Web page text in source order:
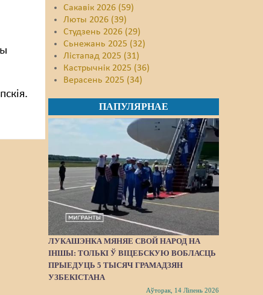
Сакавік 2026 (59)
Люты 2026 (39)
Студзень 2026 (29)
Сьнежань 2025 (32)
Лістапад 2025 (31)
Кастрычнік 2025 (36)
Верасень 2025 (34)
ПАПУЛЯРНАЕ
ЛУКАШЭНКА МЯНЯЕ СВОЙ НАРОД НА
ІНШЫ: ТОЛЬКІ Ў ВІЦЕБСКУЮ ВОБЛАСЦЬ
ПРЫЕДУЦЬ 5 ТЫСЯЧ ГРАМАДЗЯН
УЗБЕКІСТАНА
Аўторак, 14 Ліпень 2026